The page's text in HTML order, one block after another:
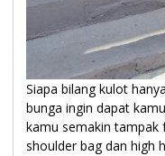
Siapa bilang kulot
bunga ingin dapat
kamu semakin tampak
shoulder bag dan high